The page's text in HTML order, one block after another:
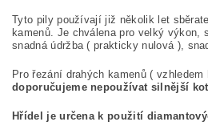
Tyto pily používají již několik let
kamenů. Je chválena pro velký výkon,
snadná údržba ( prakticky nulová ),
Pro řezání drahých kamenů (
doporučujeme nepoužívat silnější
Hřídel je určena k použití